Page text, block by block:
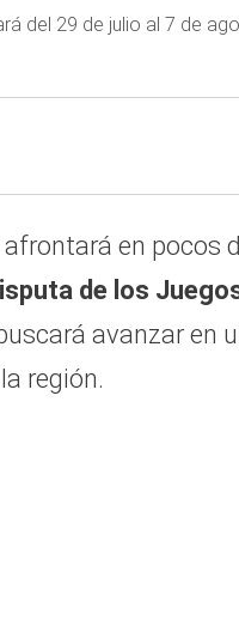
del 29 de julio al 7 de
afrontará en pocos
de los
avanzar en
región.